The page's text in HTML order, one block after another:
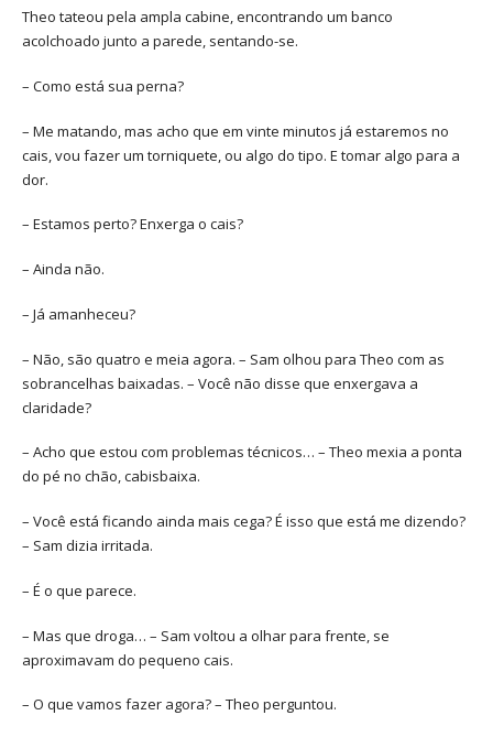
Theo tateou pela ampla cabine, encontrando um banco
acolchoado junto a parede, sentando-se.
– Como está sua perna?
– Me matando, mas acho que em vinte minutos já estaremos no
cais, vou fazer um torniquete, ou algo do tipo. E tomar algo para a
dor.
– Estamos perto? Enxerga o cais?
– Ainda não.
– Já amanheceu?
– Não, são quatro e meia agora. – Sam olhou para Theo com as
sobrancelhas baixadas. – Você não disse que enxergava a
claridade?
– Acho que estou com problemas técnicos… – Theo mexia a ponta
do pé no chão, cabisbaixa.
– Você está ficando ainda mais cega? É isso que está me dizendo?
– Sam dizia irritada.
– É o que parece.
– Mas que droga… – Sam voltou a olhar para frente, se
aproximavam do pequeno cais.
– O que vamos fazer agora? – Theo perguntou.